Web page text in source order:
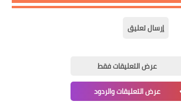
إرسال تعليق
عرض التعليقات فقط
عرض التعليقات والردود